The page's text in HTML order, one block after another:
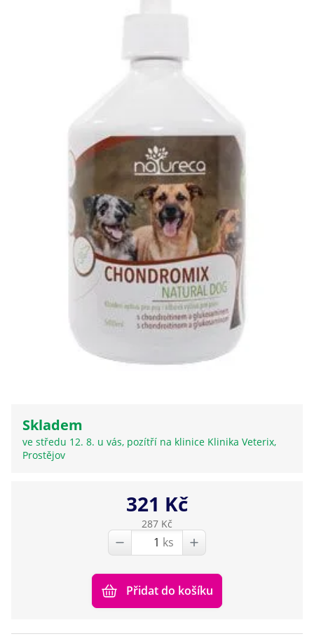
E-shop Veterix
(Po–Pá, 8–15h)
eshop@veterix.cz
Skladem
ve středu 12. 8. u vás, pozítří na klinice Klinika Veterix,
Prostějov
321 Kč
287 Kč
ks
Přidat do košíku